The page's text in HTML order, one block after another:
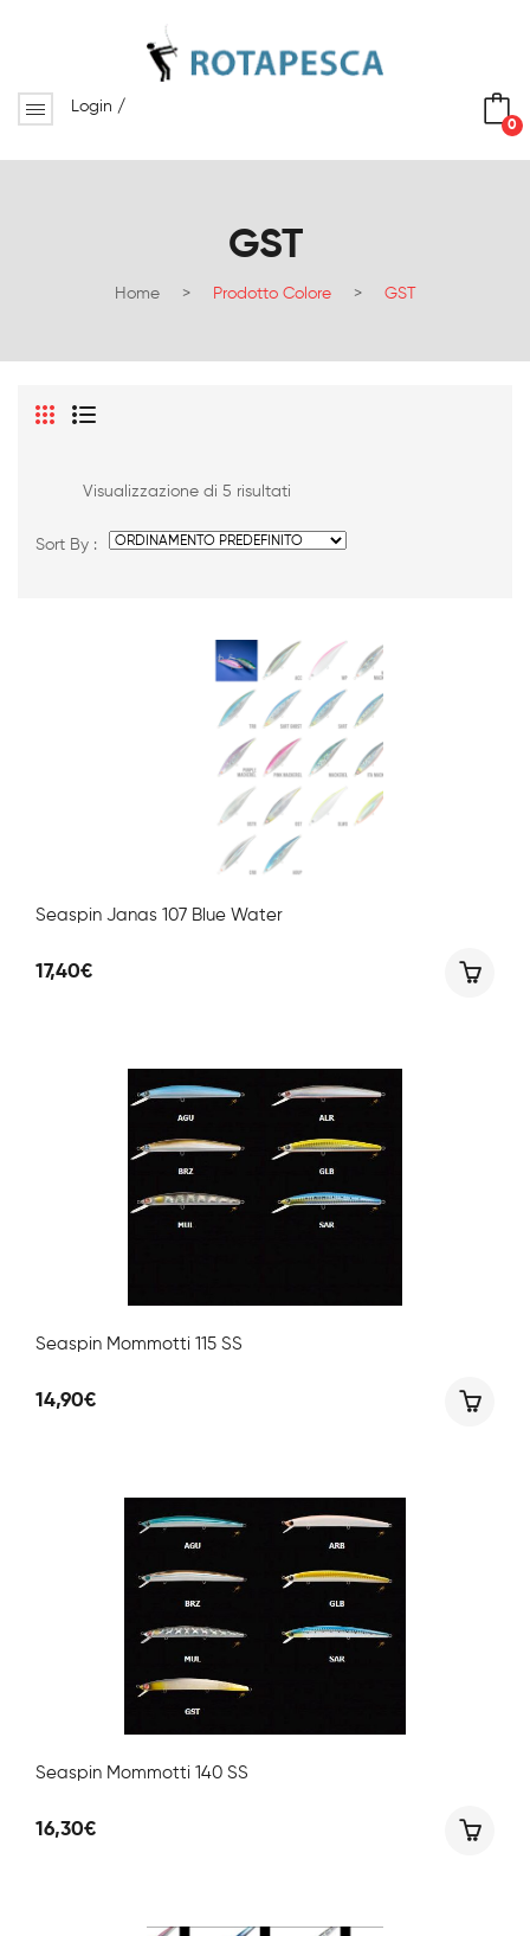
0
Login /
GST
Home > Prodotto Colore > GST
Visualizzazione di 5 risultati
Sort By :
Seaspin Janas 107 Blue Water
17,40€
Seaspin Mommotti 115 SS
14,90€
Seaspin Mommotti 140 SS
16,30€